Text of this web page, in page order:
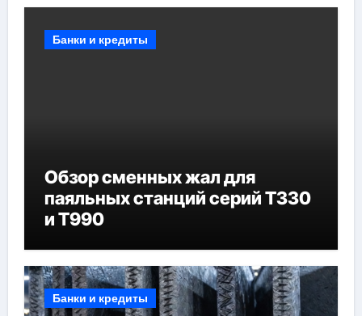
Банки и кредиты
Обзор сменных жал для
паяльных станций серий T330
и T990
Банки и кредиты